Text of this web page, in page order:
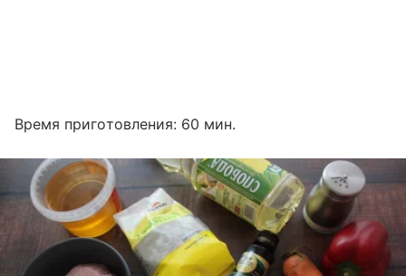
Время приготовления: 60 мин.